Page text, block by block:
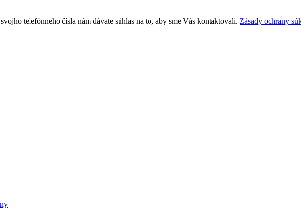
telefónneho čísla nám dávate súhlas na to, aby sme Vás kontaktovali. Zásady ochrany